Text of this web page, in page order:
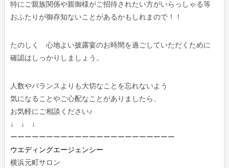
特にご親族関係や親御様がご招待されたい方がいらっしゃる等
おふたりが御存知ないことがあるかもしれまので！！
たのしく 心地よい披露宴のお時間を過ごしていただくために
確認はしっかりしましょう。
人数やバランスよりも大切なことを忘れないよう
気になることやご心配なことがありましたら、
お気軽にご相談ください♪
↓ ↓ ↓
ーーーーーーーーーーーーーーーーーーーーーーー
ウエディングエージェンシー
横浜元町サロン